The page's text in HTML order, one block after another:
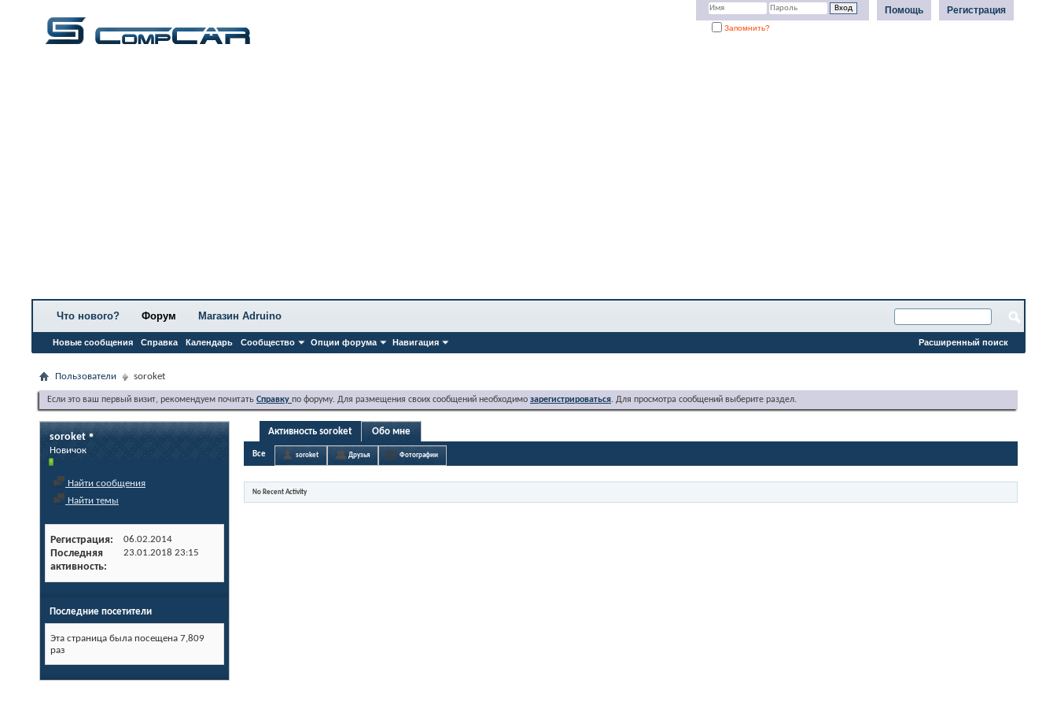
Регистрация
Помощь
Запомнить?
Что нового? Форум
Новые сообщения Справка Календарь Сообщество Опции форума Навигация
Магазин Adruino
Расширенный поиск
Пользователи soroket
Если это ваш первый визит, рекомендуем почитать Справку по форуму. Для размещения своих сообщений необходимо зарегистрироваться. Для просмотра сообщений выберите раздел.
soroket
Новичок
Найти сообщения
Найти темы
Регистрация 06.02.2014
Последняя
активность
23.01.2018 23:15
Последние посетители
Эта страница была посещена 7,809
раз
Активность soroket Обо мне
Все soroket Друзья Фотографии
No Recent Activity